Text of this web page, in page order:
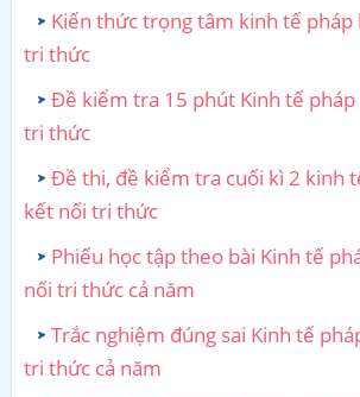
Kiến thức trọng tâm kinh tế pháp
tri thức
Đề kiểm tra 15 phút Kinh tế
tri thức
Đề thi, đề kiểm tra cuối kì 2 kinh
kết nối tri thức
Phiếu học tập theo bài Kinh tế
nối tri thức cả năm
Trắc nghiệm đúng sai Kinh tế
tri thức cả năm